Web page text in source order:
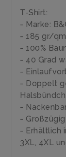
T-Shirt:
- Marke:
- 185 gr/qm
- 100%
- 40 Grad
-
- Doppelt
-
-
- Erhältlich
3XL, 4XL